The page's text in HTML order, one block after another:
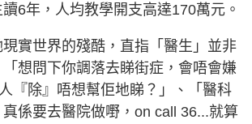
讀6年，人均教學開支高達170萬元。
實世界的殘酷，直指「醫生」並非
想問下你調落去睇街症，會唔會嫌
『除』唔想幫佢地睇？」、「醫科
係要去醫院做嘢，on call 36...就算